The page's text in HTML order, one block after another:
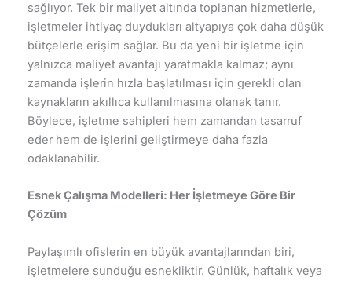
sağlıyor. Tek bir maliyet altında toplanan hizmetlerle,
işletmeler ihtiyaç duydukları altyapıya çok daha düşük
bütçelerle erişim sağlar. Bu da yeni bir işletme için
yalnızca maliyet avantajı yaratmakla kalmaz; aynı
zamanda işlerin hızla başlatılması için gerekli olan
kaynakların akıllıca kullanılmasına olanak tanır.
Böylece, işletme sahipleri hem zamandan tasarruf
eder hem de işlerini geliştirmeye daha fazla
odaklanabilir.
Esnek Çalışma Modelleri: Her İşletmeye Göre Bir
Çözüm
Paylaşımlı ofislerin en büyük avantajlarından biri,
işletmelere sunduğu esnekliktir. Günlük, haftalık veya